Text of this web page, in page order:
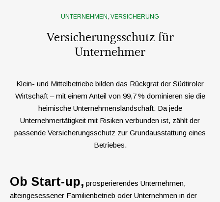
UNTERNEHMEN, VERSICHERUNG
Versicherungsschutz für
Unternehmer
Klein- und Mittelbetriebe bilden das Rückgrat der Südtiroler
Wirtschaft – mit einem Anteil von 99,7 % dominieren sie die
heimische Unternehmenslandschaft. Da jede
Unternehmertätigkeit mit Risiken verbunden ist, zählt der
passende Versicherungsschutz zur Grundausstattung eines
Betriebes.
Ob Start-up, prosperierendes Unternehmen,
alteingesessener Familienbetrieb oder Unternehmen in der